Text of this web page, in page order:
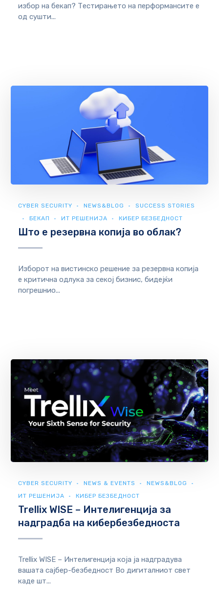
избор на бекап? Тестирањето на перформансите е
од сушти...
CYBER SECURITY NEWS&BLOG
SUCCESS STORIES
БЕКАП
ИТ РЕШЕНИЈА КИБЕР БЕЗБЕДНОСТ
Што е резервна копија во облак?
Изборот на вистинско решение за резервна копија
е критична одлука за секој бизнис, бидејќи
погрешнио...
CYBER SECURITY NEWS & EVENTS
NEWS&BLOG
ИТ РЕШЕНИЈА
КИБЕР БЕЗБЕДНОСТ
Trellix WISE – Интелигенција за
надградба на кибербезбедноста
Trellix WISE – Интелигенција која ја надградува
вашата сајбер-безбедност Во дигиталниот свет
каде шт...